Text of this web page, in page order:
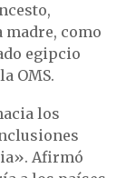
como
egipcio
OMS.
los
Afirmó